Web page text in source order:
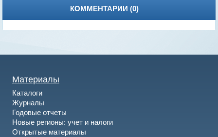
КОММЕНТАРИИ (0)
Материалы
Каталоги
Журналы
Годовые отчеты
Новые регионы: учет и налоги
Открытые материалы